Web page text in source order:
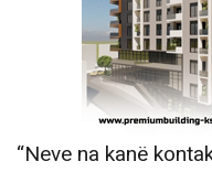
“Neve na kanë